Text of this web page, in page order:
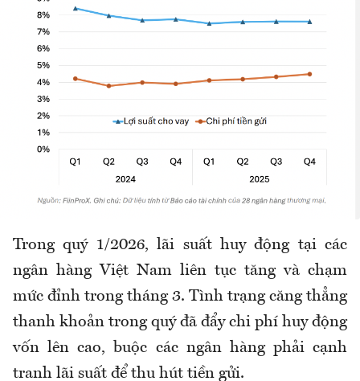
Trong quý 1/2026, lãi suất huy động tại các
ngân hàng Việt Nam liên tục tăng và chạm
mức đỉnh trong tháng 3. Tình trạng căng thẳng
thanh khoản trong quý đã đẩy chi phí huy động
vốn lên cao, buộc các ngân hàng phải cạnh
tranh lãi suất để thu hút tiền gửi.